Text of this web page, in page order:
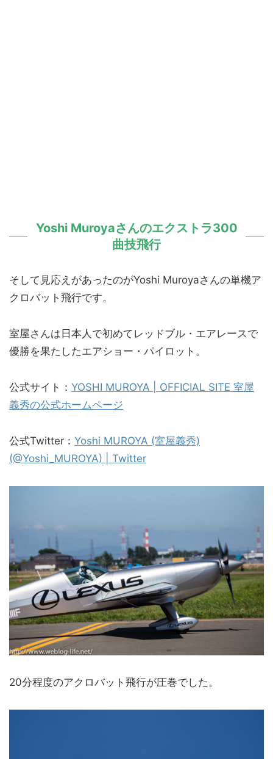
Yoshi Muroyaさんのエクストラ300
曲技飛行
そして見応えがあったのがYoshi Muroyaさんの単機ア
クロバット飛行です。
室屋さんは日本人で初めてレッドブル・エアレースで
優勝を果たしたエアショー・パイロット。
公式サイト： YOSHI MUROYA | OFFICIAL SITE 室屋
義秀の公式ホームページ
公式Twitter： Yoshi MUROYA (室屋義秀)
(@Yoshi_MUROYA) | Twitter
20分程度のアクロバット飛行が圧巻でした。